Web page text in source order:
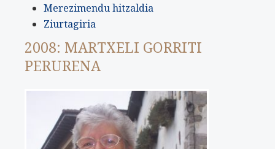
Merezimendu hitzaldia
Ziurtagiria
2008: MARTXELI GORRITI
PERURENA